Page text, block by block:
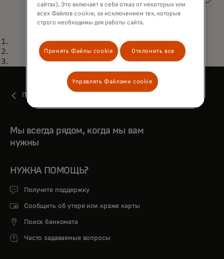
Что такое токенизация?
Подробнее
слайд 2
слайд 3
слайд 1
Получите поддержку
Мы всегда рядом, когда мы вам
нужны
НУЖНА ПОМОЩЬ?
Получите поддержку
Сообщить об утере или краже карты
Поиск банкомата
Часто задаваемые вопросы
сайтах). Это включает в себя отказ от некоторых или
всех Файлов cookie, за исключением тех, которые
строго необходимы для работы сайта.
Принять Файлы cookie Отклонить все
Управлять Файлами cookie